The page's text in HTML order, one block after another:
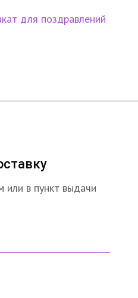
для поздравлений
или в пункт выдачи